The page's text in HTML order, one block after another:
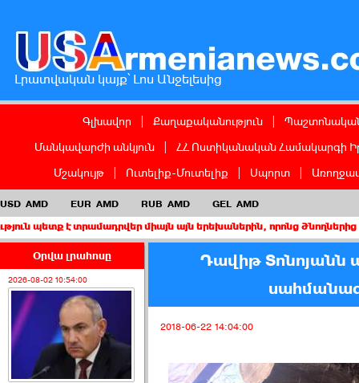
Լրատվական կայք՝ Լոս Անջելեսից
Գլխավոր Քաղաքականություն
Մանկավարժի անկյուն
ՀՀ Ոստիկանական Համակարգի
Մշակույթ
Ուտելիք-Մուտելիք Սպորտ
USD AMD EUR AMD RUB AMD GEL AMD
միայն այն երեխաներին, որոնց ծնողներից առնվազն
Օրվա լրահոսը
2026-08-02 10:54:00
Դավիթ Տոնոյանն
2018-06-22 14:04:00